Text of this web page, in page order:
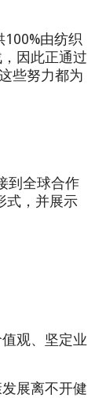
由纺织
因此正通过
些努力都为
到全球合作
式，并展示
观、坚定业
展离不开健